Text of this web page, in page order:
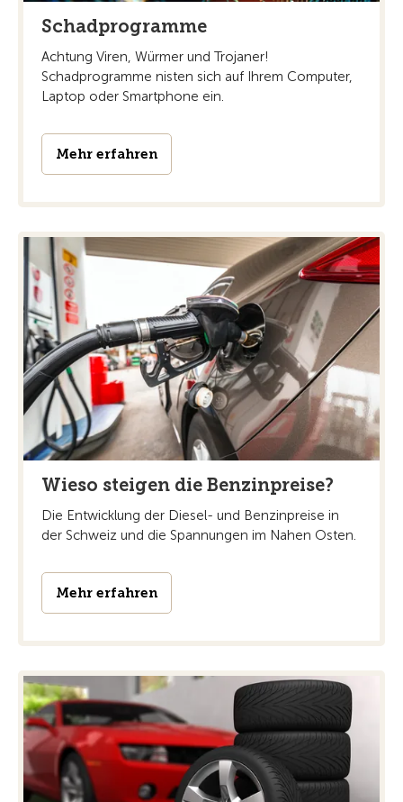
Schadprogramme
Achtung Viren, Würmer und Trojaner!
Schadprogramme nisten sich auf Ihrem Computer,
Laptop oder Smartphone ein.
Mehr erfahren
Wieso steigen die Benzinpreise?
Die Entwicklung der Diesel- und Benzinpreise in
der Schweiz und die Spannungen im Nahen Osten.
Mehr erfahren